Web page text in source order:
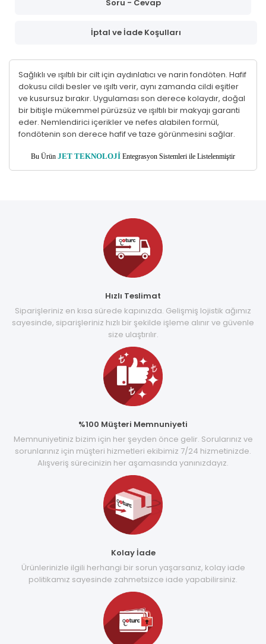
Soru - Cevap
İptal ve İade Koşulları
Sağlıklı ve ışıltılı bir cilt için aydınlatıcı ve narin fondöten. Hafif
dokusu cildi besler ve ışıltı verir, aynı zamanda cildi eşitler
ve kusursuz bırakır. Uygulaması son derece kolaydır, doğal
bir bitişle mükemmel pürüzsüz ve ışıltılı bir makyajı garanti
eder. Nemlendirici içerikler ve nefes alabilen formül,
fondötenin son derece hafif ve taze görünmesini sağlar.
Bu Ürün JET TEKNOLOJİ Entegrasyon Sistemleri ile Listelenmiştir
Hızlı Teslimat
Siparişleriniz en kısa sürede kapınızda. Gelişmiş lojistik ağımız
sayesinde, siparişleriniz hızlı bir şekilde işleme alınır ve güvenle
size ulaştırılır.
%100 Müşteri Memnuniyeti
Memnuniyetiniz bizim için her şeyden önce gelir. Sorularınız ve
sorunlarınız için müşteri hizmetleri ekibimiz 7/24 hizmetinizde.
Alışveriş sürecinizin her aşamasında yanınızdayız.
Kolay İade
Ürünlerinizle ilgili herhangi bir sorun yaşarsanız, kolay iade
politikamız sayesinde zahmetsizce iade yapabilirsiniz.